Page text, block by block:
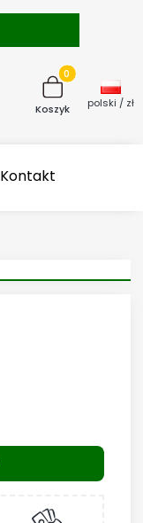
Produkty w
Koszyk polski / zł
Kontakt